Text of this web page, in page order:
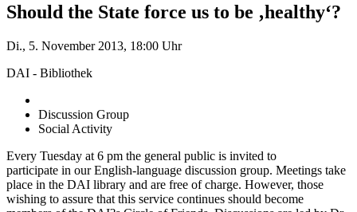
Should the State force us to be ‚healthy‘?
Di., 5. November 2013, 18:00 Uhr
DAI - Bibliothek
Discussion Group
Social Activity
Every Tuesday at 6 pm the general public is invited to
participate in our English-language discussion group. Meetings take
place in the DAI library and are free of charge. However, those
wishing to assure that this service continues should become